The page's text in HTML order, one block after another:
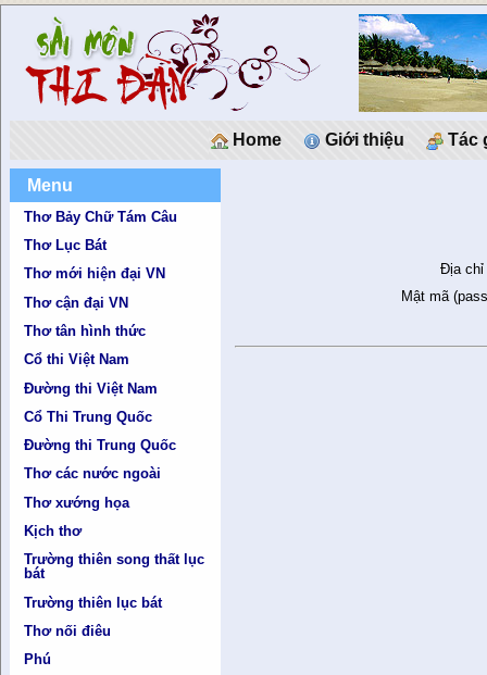
Home Giới thiệu Tác
Menu
Thơ Bảy Chữ Tám Câu
Thơ Lục Bát
Thơ mới hiện đại VN
Thơ cận đại VN
Thơ tân hình thức
Cổ thi Việt Nam
Đường thi Việt Nam
Cổ Thi Trung Quốc
Đường thi Trung Quốc
Thơ các nước ngoài
Thơ xướng họa
Kịch thơ
Trường thiên song thất lục
bát
Trường thiên lục bát
Thơ nối điêu
Phú
Địa chỉ
Mật mã